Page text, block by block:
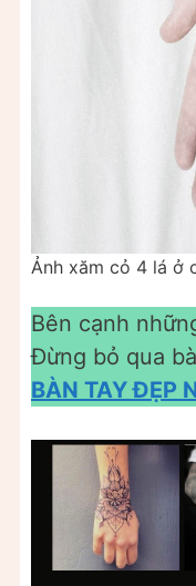
Ảnh xăm cỏ 4 lá ở
Bên cạnh
Đừng bỏ qua
BÀN TAY ĐẸP